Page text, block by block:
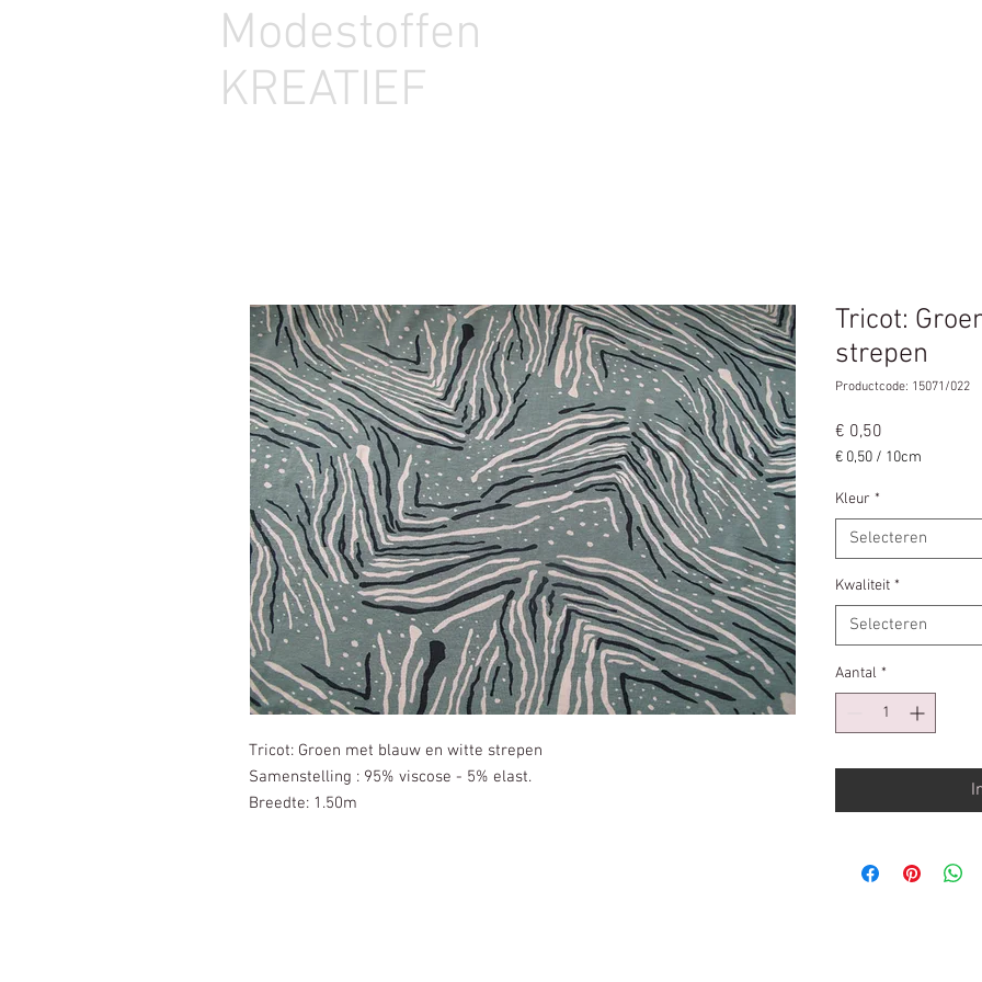
Modestoffen
KREATIEF
Tricot: Groen met blauw en witte strepen
Samenstelling : 95% viscose - 5% elast.
Breedte: 1.50m
Tricot:
strepen
Productcode: 15071/022
€ 0,50
€ 0,50 / 10cm
per
10
Centimeters
Kleur *
Selecteren
Kwaliteit *
Selecteren
Aantal *